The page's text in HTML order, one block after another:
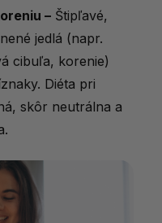
– Štipľavé,
jedlá (napr.
cibuľa, korenie)
Diéta pri
skôr neutrálna a